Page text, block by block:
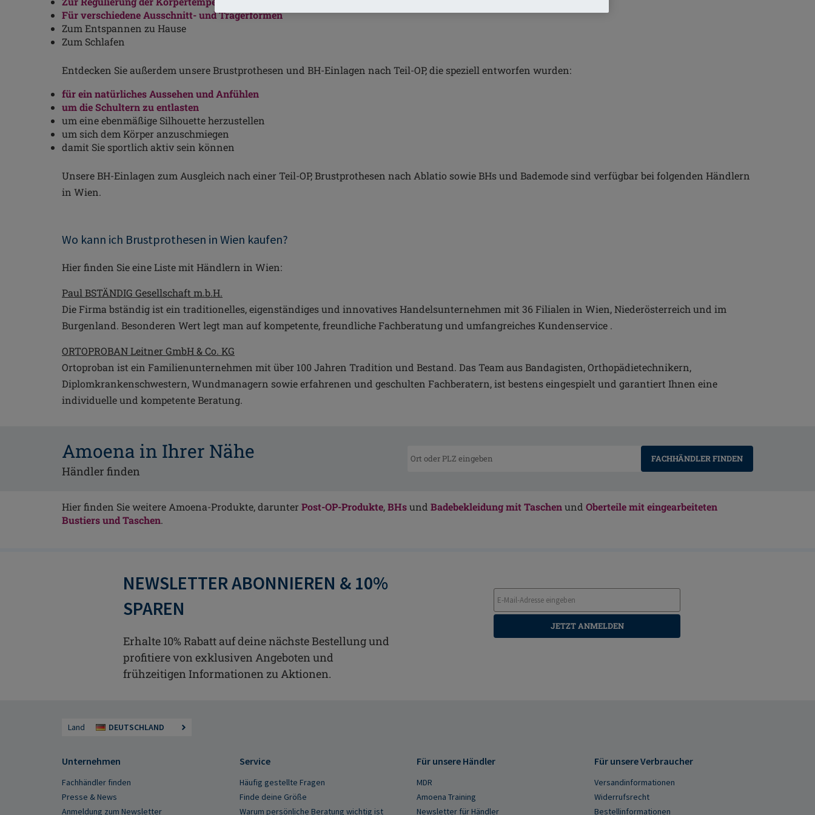
Für verschiedene Ausschnitt- und Trägerformen
Zum Entspannen zu Hause
Zum Schlafen
Entdecken Sie außerdem unsere Brustprothesen und BH-Einlagen nach Teil-OP, die speziell entworfen wurden:
für ein natürliches Aussehen und Anfühlen
um die Schultern zu entlasten
um eine ebenmäßige Silhouette herzustellen
um sich dem Körper anzuschmiegen
damit Sie sportlich aktiv sein können
Unsere BH-Einlagen zum Ausgleich nach einer Teil-OP, Brustprothesen nach Ablatio sowie BHs und Bademode sind verfügbar bei folgenden Händlern
in Wien.
Wo kann ich Brustprothesen in Wien kaufen?
Hier finden Sie eine Liste mit Händlern in Wien:
Paul BSTÄNDIG Gesellschaft m.b.H.
Die Firma bständig ist ein traditionelles, eigenständiges und innovatives Handelsunternehmen mit 36 Filialen in Wien, Niederösterreich und im
Burgenland. Besonderen Wert legt man auf kompetente, freundliche Fachberatung und umfangreiches Kundenservice .
ORTOPROBAN Leitner GmbH & Co. KG
Ortoproban ist ein Familienunternehmen mit über 100 Jahren Tradition und Bestand. Das Team aus Bandagisten, Orthopädietechnikern,
Diplomkrankenschwestern, Wundmanagern sowie erfahrenen und geschulten Fachberatern, ist bestens eingespielt und garantiert Ihnen eine
individuelle und kompetente Beratung.
Amoena in Ihrer Nähe
Händler finden
FACHHÄNDLER FINDEN
Hier finden Sie weitere Amoena-Produkte, darunter Post-OP-Produkte,BHsund Badebekleidung mit Taschenund Oberteile mit eingearbeiteten
Bustiers und Taschen.
NEWSLETTER ABONNIEREN & 10%
SPAREN
Erhalte 10% Rabatt auf deine nächste Bestellung und
profitiere von exklusiven Angeboten und
frühzeitigen Informationen zu Aktionen.
JETZT ANMELDEN
Land DEUTSCHLAND
Unternehmen
Fachhändler finden
Presse & News
Anmeldung zum Newsletter
Service
Häufig gestellte Fragen
Finde deine Größe
Warum persönliche Beratung wichtig ist
Für unsere Händler
MDR
Amoena Training
Newsletter für Händler
Für unsere Verbraucher
Versandinformationen
Widerrufsrecht
Bestellinformationen